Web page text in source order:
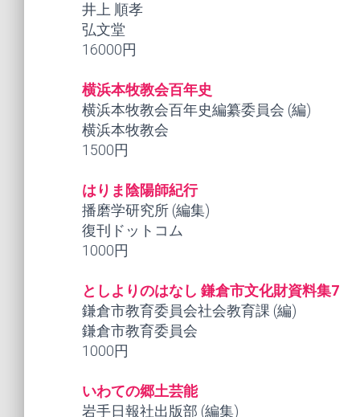
井上 順孝
弘文堂
16000円
横浜本牧教会百年史
横浜本牧教会百年史編纂委員会 (編)
横浜本牧教会
1500円
はりま陰陽師紀行
播磨学研究所 (編集)
復刊ドットコム
1000円
としよりのはなし 鎌倉市文化財資料集7
鎌倉市教育委員会社会教育課 (編)
鎌倉市教育委員会
1000円
いわての郷土芸能
岩手日報社出版部 (編集)